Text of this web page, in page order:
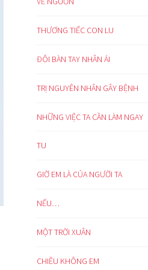
THƯƠNG TIẾC CON LU
ĐÔI BÀN TAY NHÂN ÁI
TRỊ NGUYÊN NHÂN GÂY BỆNH
NHỮNG VIỆC TA CẦN LÀM NGAY
TU
GIỜ EM LÀ CỦA NGƯỜI TA
NẾU…
MỘT TRỜI XUÂN
CHIỀU KHÔNG EM